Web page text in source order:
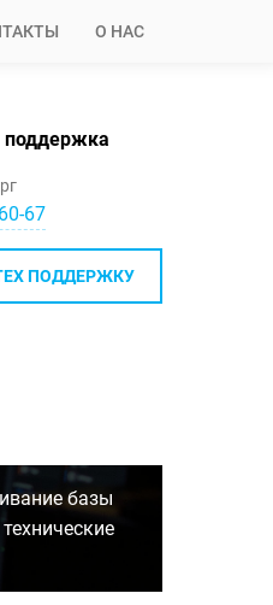
О НАС
поддержка
67
ПОДДЕРЖКУ
базы